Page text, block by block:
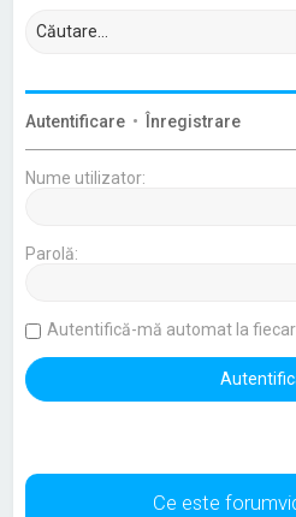
Autentificare • Înregistrare
Nume utilizator:
Parolă:
Autentifică-mă automat la
Ce este